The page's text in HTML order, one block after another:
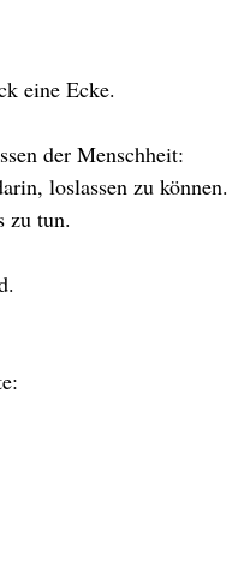
eine Ecke.
der Menschheit:
loslassen zu können.
zu tun.